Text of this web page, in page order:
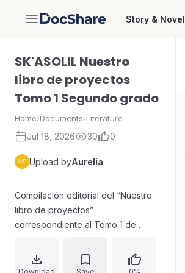
DocShare Story & Novel
SK'ASOLIL Nuestro
libro de proyectos
Tomo 1 Segundo grado
Home›Documents›Literature
Jul 18, 2026 30 0
Upload byAurelia
Compilación editorial del “Nuestro
libro de proyectos”
correspondiente al Tomo 1 de
colección SK'ASOLIL. El documento
reúne la organización institucional y
Download Save 0%